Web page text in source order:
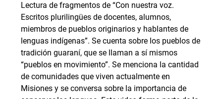
Lectura de fragmentos de “Con nuestra voz.
Escritos plurilingües de docentes, alumnos,
miembros de pueblos originarios y hablantes de
lenguas indígenas”. Se cuenta sobre los pueblos de
tradición guaraní, que se llaman a sí mismos
“pueblos en movimiento”. Se menciona la cantidad
de comunidades que viven actualmente en
Misiones y se conversa sobre la importancia de